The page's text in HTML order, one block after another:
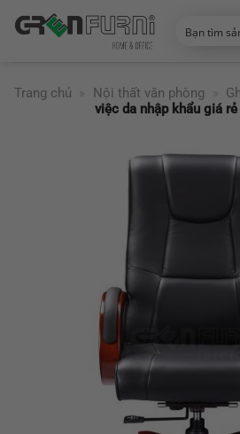
đến
Trang chủ
» Nội thất văn phòng »
việc da nhập khẩu giá rẻ